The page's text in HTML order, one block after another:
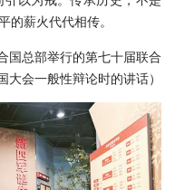
薪火代代相传。
国总部举行的第七十届联合
大会一般性辩论时的讲话）